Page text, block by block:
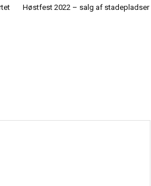
Høstfest 2022 – salg af stadepladser